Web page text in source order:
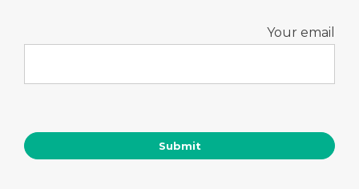
Your email